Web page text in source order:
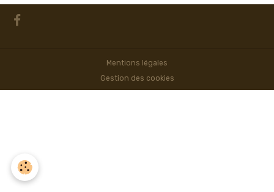
Mentions légales
Gestion des cookies